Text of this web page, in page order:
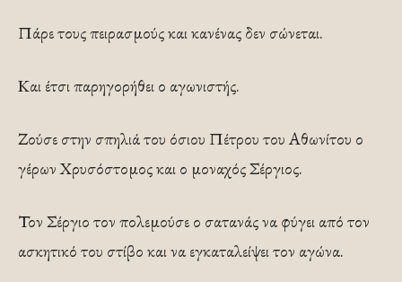
Πάρε τους πειρασμούς και κανένας δεν σώνεται.
Και έτσι παρηγορήθει ο αγωνιστής.
Ζούσε στην σπηλιά του όσιου Πέτρου του Αθωνίτου ο
γέρων Χρυσόστομος και ο μοναχός Σέργιος.
Τον Σέργιο τον πολεμούσε ο σατανάς να φύγει από τον
ασκητικό του στίβο και να εγκαταλείψει τον αγώνα.